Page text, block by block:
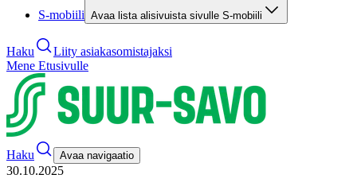
S-mobiili Avaa lista alisivuista sivulle S-mobiili
Haku
Liity asiakasomistajaksi
Mene Etusivulle
Haku Avaa navigaatio
30.10.2025